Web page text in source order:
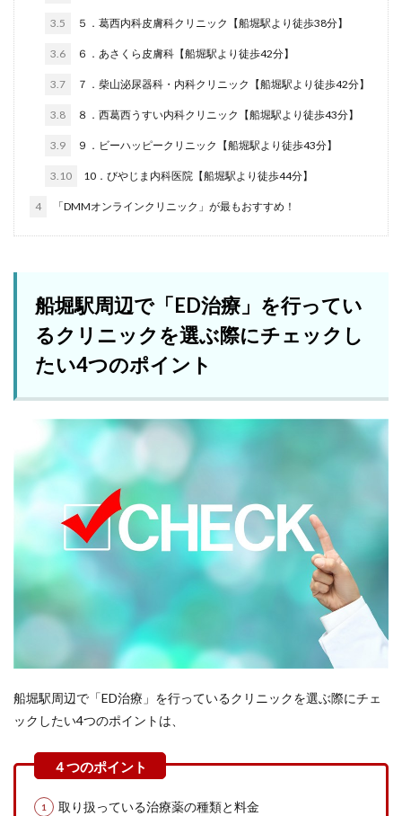
3.5 ５．葛西内科皮膚科クリニック【船堀駅より徒歩38分】
3.6 ６．あさくら皮膚科【船堀駅より徒歩42分】
3.7 ７．柴山泌尿器科・内科クリニック【船堀駅より徒歩42分】
3.8 ８．西葛西うすい内科クリニック【船堀駅より徒歩43分】
3.9 ９．ビーハッピークリニック【船堀駅より徒歩43分】
3.10 10．びやじま内科医院【船堀駅より徒歩44分】
4 「DMMオンラインクリニック」が最もおすすめ！
船堀駅周辺で「ED治療」を行ってい
るクリニックを選ぶ際にチェックし
たい4つのポイント
船堀駅周辺で「ED治療」を行っているクリニックを選ぶ際にチェ
ックしたい4つのポイントは、
取り扱っている治療薬の種類と料金